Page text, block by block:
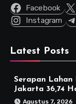
Facebook
Instagram
Latest Posts
Serapan Lahan
Jakarta 36,74
Agustus 7, 2026